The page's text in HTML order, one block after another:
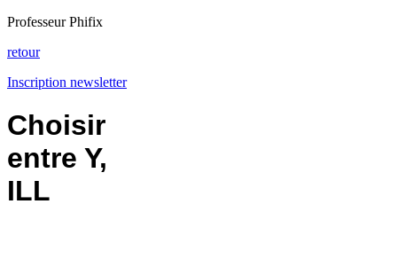
Professeur Phifix
retour
Inscription newsletter
Choisir
entre Y,
ILL